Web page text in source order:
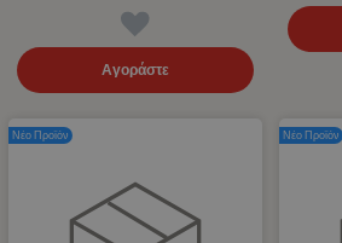
Αγοράστε
Νέο Προϊόν Νέο Προϊόν